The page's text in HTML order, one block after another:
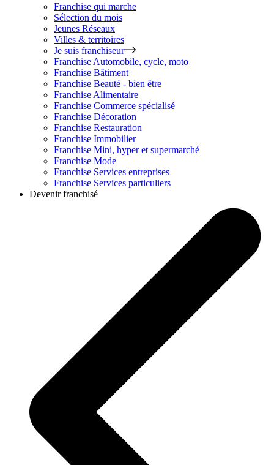
Franchise qui marche
Sélection du mois
Jeunes Réseaux
Villes & territoires
Je suis franchiseur
Franchise Automobile, cycle, moto
Franchise Bâtiment
Franchise Beauté - bien être
Franchise Alimentaire
Franchise Commerce spécialisé
Franchise Décoration
Franchise Restauration
Franchise Immobilier
Franchise Mini, hyper et supermarché
Franchise Mode
Franchise Services entreprises
Franchise Services particuliers
Devenir franchisé